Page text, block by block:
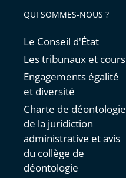
QUI SOMMES-NOUS ?
Le Conseil d'État
Les tribunaux et cours
Engagements égalité
et diversité
Charte de déontologie
de la juridiction
administrative et avis
du collège de
déontologie